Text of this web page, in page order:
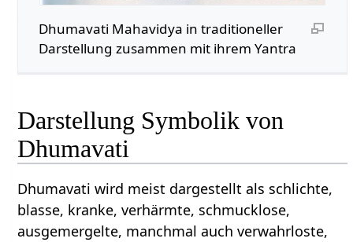
Dhumavati Mahavidya in traditioneller
Darstellung zusammen mit ihrem Yantra
Darstellung Symbolik von
Dhumavati
Dhumavati wird meist dargestellt als schlichte,
blasse, kranke, verhärmte, schmucklose,
ausgemergelte, manchmal auch verwahrloste,